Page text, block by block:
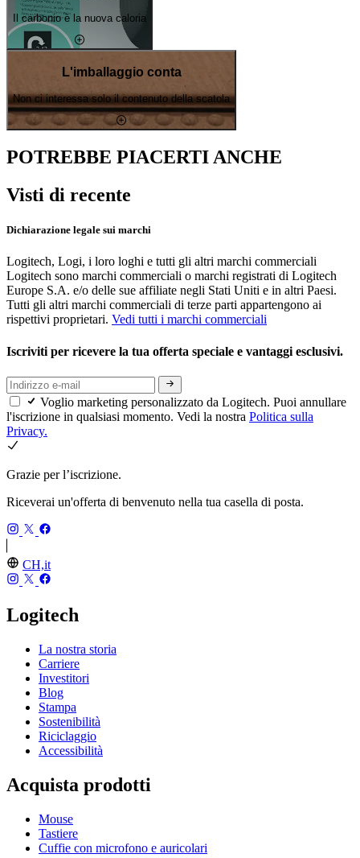
Il carbonio è la nuova caloria
L'imballaggio conta
Non ci interessa solo il contenuto della scatola
POTREBBE PIACERTI ANCHE
Visti di recente
Dichiarazione legale sui marchi
Logitech, Logi, i loro loghi e tutti gli altri marchi commerciali
Logitech sono marchi commerciali o marchi registrati di Logitech
Europe S.A. e/o delle sue affiliate negli Stati Uniti e in altri Paesi.
Tutti gli altri marchi commerciali di terze parti appartengono ai
rispettivi proprietari. Vedi tutti i marchi commerciali
Iscriviti per ricevere la tua offerta speciale e vantaggi esclusivi.
Voglio marketing personalizzato da Logitech. Puoi annullare
l'iscrizione in qualsiasi momento. Vedi la nostra Politica sulla
Privacy.
Grazie per l’iscrizione.
Riceverai un'offerta di benvenuto nella tua casella di posta.
CH,it
Logitech
La nostra storia
Carriere
Investitori
Blog
Stampa
Sostenibilità
Riciclaggio
Accessibilità
Acquista prodotti
Mouse
Tastiere
Cuffie con microfono e auricolari